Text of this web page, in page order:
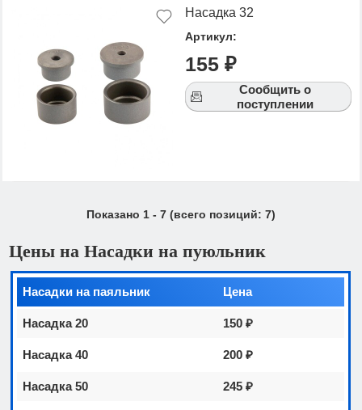
Насадка 32
Артикул:
155 ₽
Сообщить о
поступлении
Показано 1 - 7 (всего позиций: 7)
Цены на Насадки на пуюльник
Насадки на паяльник Цена
Насадка 20 150 ₽
Насадка 40 200 ₽
Насадка 50 245 ₽